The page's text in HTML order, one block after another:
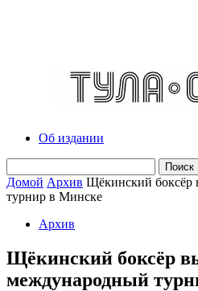
Об издании
Домой Архив Щёкинский боксёр
турнир в Минске
Архив
Щёкинский боксёр
международный